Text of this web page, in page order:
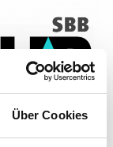
Über Cookies